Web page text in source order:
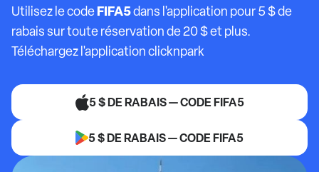
Utilisez le codeFIFA5dans l'application pour 5 $ de
rabais sur toute réservation de 20 $ et plus.
Téléchargez l'application clicknpark
5 $ DE RABAIS — CODE FIFA5
5 $ DE RABAIS — CODE FIFA5